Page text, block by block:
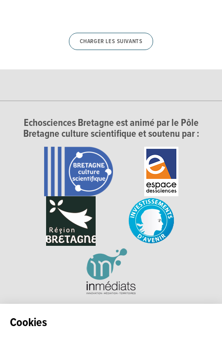
Cookies
CHARGER LES SUIVANTS
Echosciences Bretagne est animé par le Pôle
Bretagne culture scientifique et soutenu par :
Explorer, s’exprimer, rentrer en contact : Echosciences
Bretagne est le réseau social des amateurs et passionnés de